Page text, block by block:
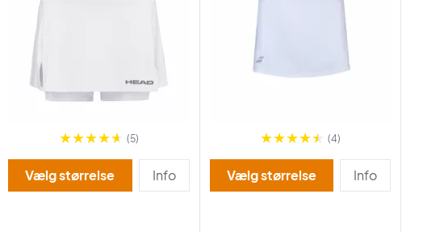
(5)
Vælg størrelse Info
(4)
Vælg størrelse Info